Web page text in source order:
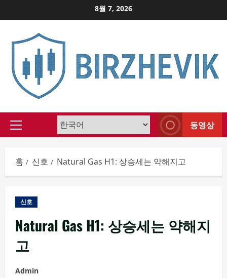
to
8월 7, 2026
Primary
동영상
홈 신호 Natural Gas H1: 상승세는 약해지고
신호
Natural Gas H1: 상승세는 약해지
고
Admin